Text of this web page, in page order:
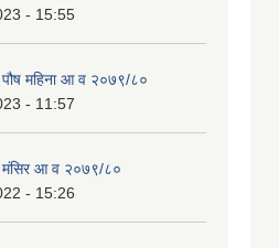
- 15:55
महिना आ व २०७९/८०
- 11:57
आ व २०७९/८०
- 15:26